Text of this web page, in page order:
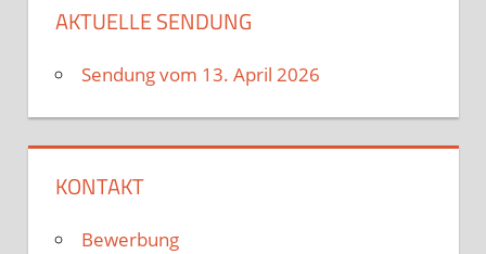
AKTUELLE SENDUNG
Sendung vom 13. April 2026
KONTAKT
Bewerbung